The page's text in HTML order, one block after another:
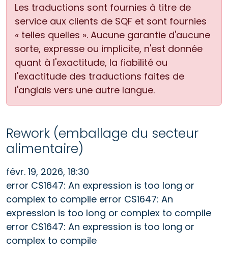
Les traductions sont fournies à titre de
service aux clients de SQF et sont fournies
« telles quelles ». Aucune garantie d'aucune
sorte, expresse ou implicite, n'est donnée
quant à l'exactitude, la fiabilité ou
l'exactitude des traductions faites de
l'anglais vers une autre langue.
Rework (emballage du secteur
alimentaire)
févr. 19, 2026, 18:30
error CS1647: An expression is too long or
complex to compile error CS1647: An
expression is too long or complex to compile
error CS1647: An expression is too long or
complex to compile